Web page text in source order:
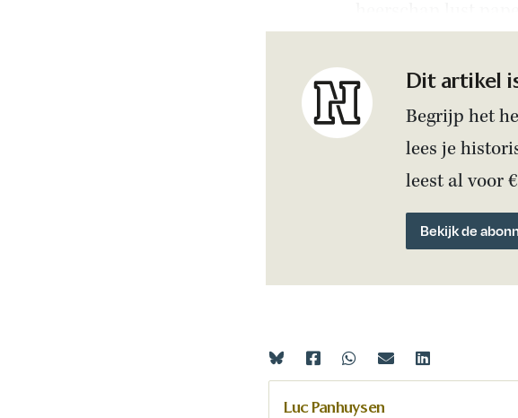
Dit artikel
Begrijp het
lees je
leest al voor
Bekijk de
Luc Panhuysen